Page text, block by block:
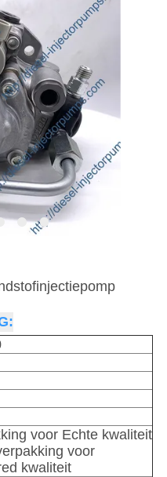
voor Echte kwaliteit
voor
kwaliteit